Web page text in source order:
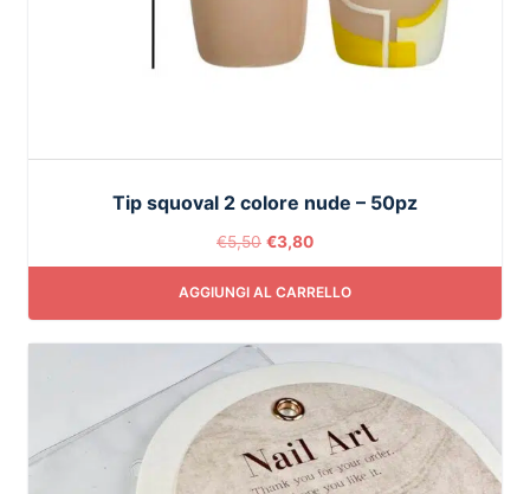
Tip squoval 2 colore nude – 50pz
€5,50 €3,80
AGGIUNGI AL CARRELLO